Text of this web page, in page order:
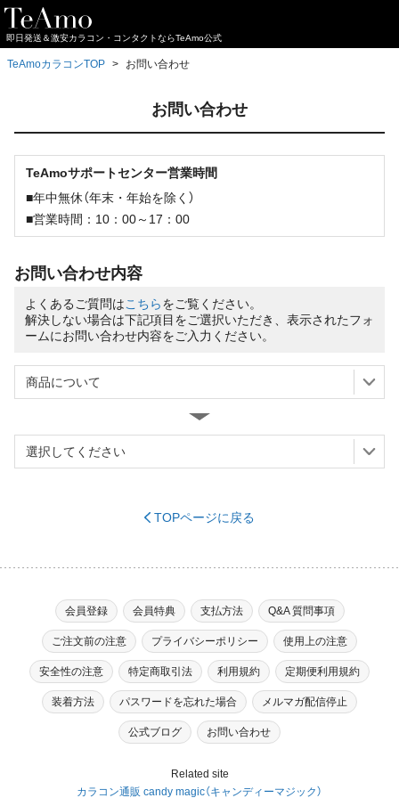
即日発送＆激安カラコン・コンタクトならTeAmo公式
TeAmoカラコンTOP お問い合わせ
お問い合わせ
TeAmoサポートセンター営業時間
■年中無休（年末・年始を除く）
■営業時間：10：00～17：00
お問い合わせ内容
よくあるご質問はこちらをご覧ください。
解決しない場合は下記項目をご選択いただき、表示されたフォ
ームにお問い合わせ内容をご入力ください。
※必須
（ハイフンなし） ※必須
TOPページに戻る
会員登録 会員特典 支払方法 Q&A 質問事項
ご注文前の注意 プライバシーポリシー 使用上の注意
安全性の注意 特定商取引法 利用規約 定期便利用規約
装着方法 パスワードを忘れた場合 メルマガ配信停止
公式ブログ お問い合わせ
Related site
カラコン通販 candy magic（キャンディーマジック）